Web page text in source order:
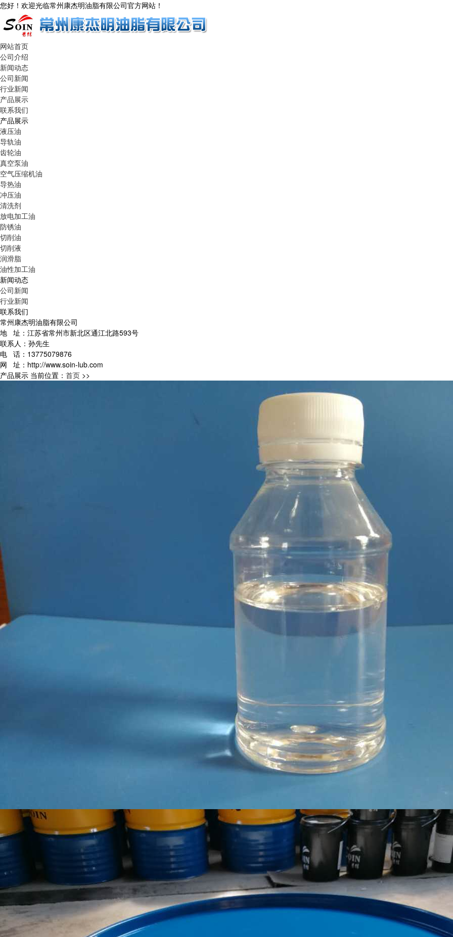
您好！欢迎光临常州康杰明油脂有限公司官方网站！
网站首页
公司介绍
新闻动态
公司新闻
行业新闻
产品展示
联系我们
产品展示
液压油
导轨油
齿轮油
真空泵油
空气压缩机油
导热油
冲压油
清洗剂
放电加工油
防锈油
切削油
切削液
润滑脂
油性加工油
新闻动态
公司新闻
行业新闻
联系我们
常州康杰明油脂有限公司
地 址：江苏省常州市新北区通江北路593号
联系人：孙先生
电 话：13775079876
网 址：http://www.soin-lub.com
产品展示 当前位置： 首页 >>